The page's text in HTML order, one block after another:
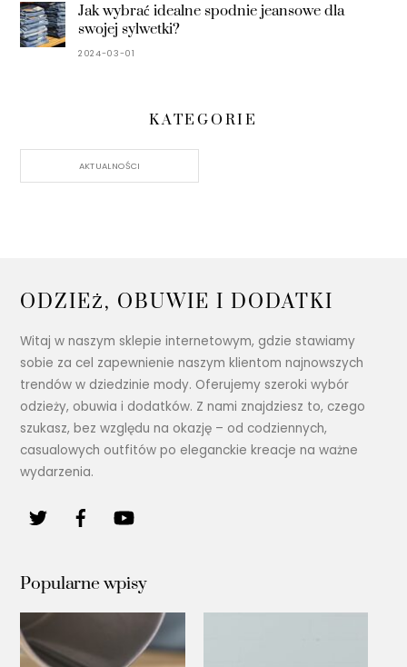
Jak wybrać idealne spodnie jeansowe dla
swojej sylwetki?
2024-03-01
KATEGORIE
AKTUALNOŚCI
ODZIEŻ, OBUWIE I DODATKI
Witaj w naszym sklepie internetowym, gdzie stawiamy
sobie za cel zapewnienie naszym klientom najnowszych
trendów w dziedzinie mody. Oferujemy szeroki wybór
odzieży, obuwia i dodatków. Z nami znajdziesz to, czego
szukasz, bez względu na okazję – od codziennych,
casualowych outfitów po eleganckie kreacje na ważne
wydarzenia.
Popularne wpisy